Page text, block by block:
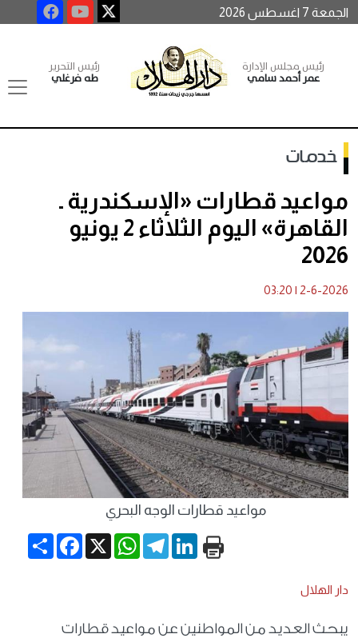
الجمعة 7 اغسطس 2026
رئيس مجلس الإدارة
عمر أحمد سامي
رئيس التحرير
طه فرغلي
خدمات
مواعيد قطارات «الإسكندرية ـ
القاهرة» اليوم الثلاثاء 2 يونيو
2026
2-6-2026
|
03:20
مواعيد قطارات الوجه البحري
Share
Facebook X
WhatsApp
TelegramLinkedIn
دار الهلال
يبحث العديد من المواطنين عن مواعيد قطارات